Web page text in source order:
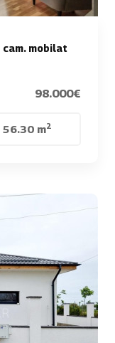
cam. mobilat
98.000€
56.30 m2